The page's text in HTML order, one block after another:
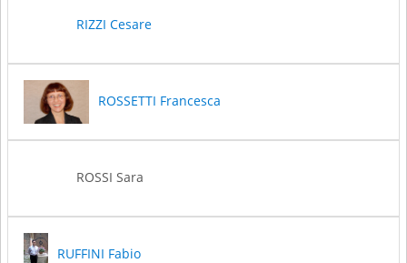
RIZZI Cesare
ROSSETTI Francesca
ROSSI Sara
RUFFINI Fabio